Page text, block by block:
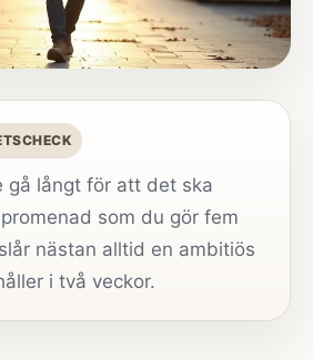
gå långt för att det ska
som du gör fem
nästan alltid en ambitiös
i två veckor.